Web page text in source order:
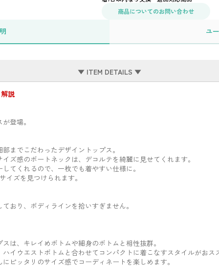
商品についてのお問い合わせ
ユ
▼ ITEM DETAILS ▼
説
登場。
までこだわったデザイントップス。
ズ感のボートネックは、デコルテを綺麗に見せてくれます。
てくれるので、一枚でも着やすい仕様に。
イズを見つけられます。
おり、ボディラインを拾いすぎません。
は、キレイめボトムや細身のボトムと相性抜群。
イウエストボトムと合わせてコンパクトに着こなすスタイルがおス
ピッタリのサイズ感でコーディネートを楽しめます。